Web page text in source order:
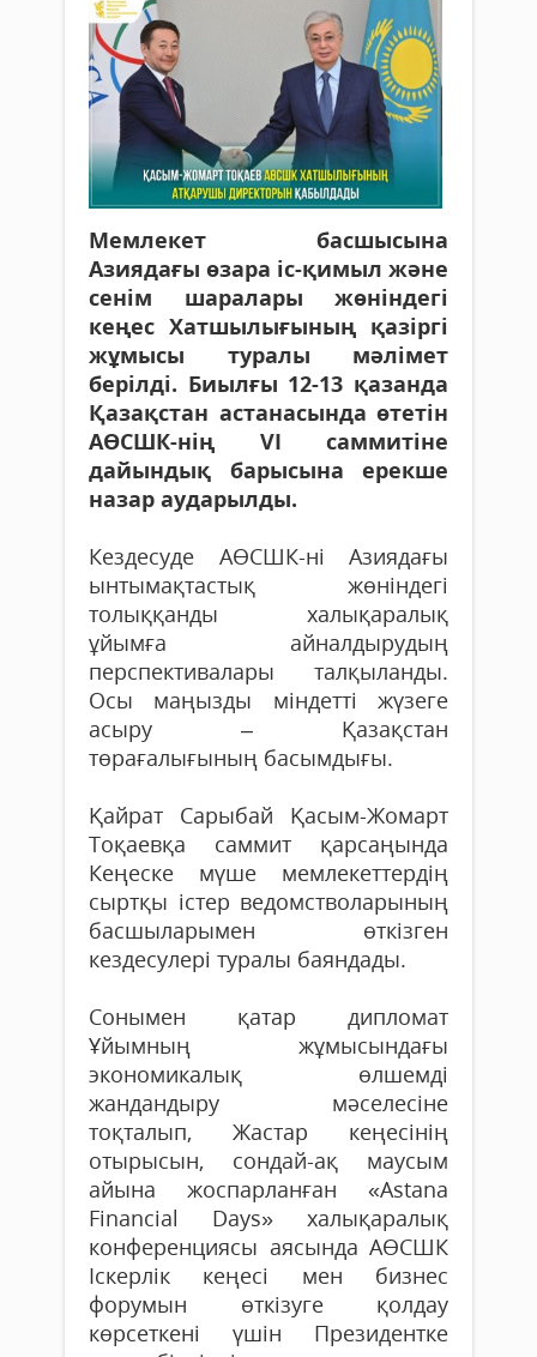
Мемлекет басшысына
Азиядағы өзара іс-қимыл және
сенім шаралары жөніндегі
кеңес Хатшылығының қазіргі
жұмысы туралы мәлімет
берілді. Биылғы 12-13 қазанда
Қазақстан астанасында өтетін
АӨСШК-нің VI саммитіне
дайындық барысына ерекше
назар аударылды.
Кездесуде АӨСШК-ні Азиядағы
ынтымақтастық жөніндегі
толыққанды халықаралық
ұйымға айналдырудың
перспективалары талқыланды.
Осы маңызды міндетті жүзеге
асыру – Қазақстан
төрағалығының басымдығы.
Қайрат Сарыбай Қасым-Жомарт
Тоқаевқа саммит қарсаңында
Кеңеске мүше мемлекеттердің
сыртқы істер ведомстволарының
басшыларымен өткізген
кездесулері туралы баяндады.
Сонымен қатар дипломат
Ұйымның жұмысындағы
экономикалық өлшемді
жандандыру мәселесіне
тоқталып, Жастар кеңесінің
отырысын, сондай-ақ маусым
айына жоспарланған «Astana
Financial Days» халықаралық
конференциясы аясында АӨСШК
Іскерлік кеңесі мен бизнес
форумын өткізуге қолдау
көрсеткені үшін Президентке